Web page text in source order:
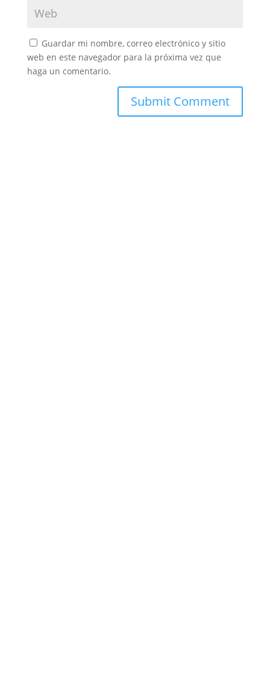
Guardar mi nombre, correo electrónico y sitio
web en este navegador para la próxima vez que
haga un comentario.